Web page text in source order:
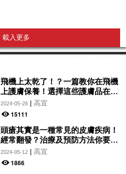
載入更多
飛機上太乾了！？一篇教你在飛機
上護膚保養！選擇這些護膚品在飛
機上使用吧！
2024-05-26| 高宜
15111
頭瘡其實是一種常見的皮膚疾病！
經常翻發？治療及預防方法你要
知！
2024-05-12| 高宜
1866